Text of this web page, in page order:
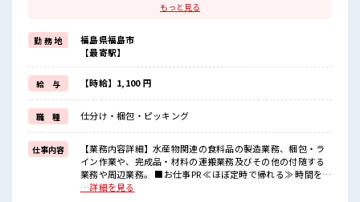
≪女性も仕事をしやすい職場≫
もちろん男性の応募も歓迎！
≪週休2日制≫
週末は家族や友人と一緒にプライベート満喫！
≪機能的な制服アリ≫
制服があるので、
毎日の服装の悩み解消♪
≪未経験の方も大カンゲイ≫
新しいことにチャレンジするのは不安だけど、
しっかり働く環境が整っています！
イチからスキルUP・ステップUP目指していきましょう！
■職場の雰囲気
もっと見る
勤 務 地
福島県福島市
【最寄駅】
給 与 【時給】1,100 円
職 種 仕分け・梱包・ピッキング
仕事内容
【業務内容詳細】水産物関連の食料品の製造業務、梱包・ラ
イン作業や、完成品・材料の運搬業務及びその他の付随する
業務や周辺業務。 ■お仕事PR ≪ほぼ定時で帰れる≫ 時間をし
っかり確保できる、 残業基本ナシのお仕事♪ オンとオフをき
…詳細を見る